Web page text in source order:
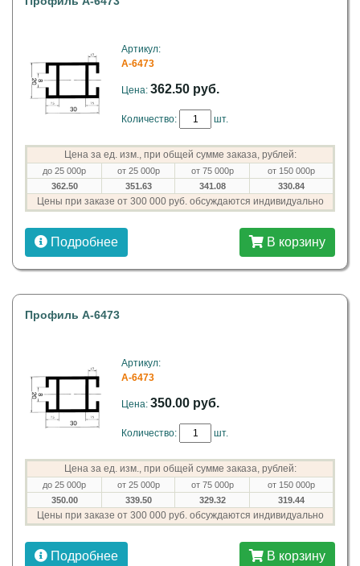
Артикул:
A-6473
Цена: 362.50 руб.
Количество: шт.
Цена за ед. изм., при общей сумме заказа, рублей:
до 25 000р от 25 000р от 75 000р
от 150 000р
362.50
351.63 341.08 330.84
Цены при заказе от 300 000 руб. обсуждаются индивидуально
Подробнее В корзину
Профиль A-6473
Артикул:
A-6473
Цена: 350.00 руб.
Количество: шт.
Цена за ед. изм., при общей сумме заказа, рублей:
до 25 000р от 25 000р от 75 000р
от 150 000р
350.00
339.50 329.32 319.44
Цены при заказе от 300 000 руб. обсуждаются индивидуально
Подробнее В корзину